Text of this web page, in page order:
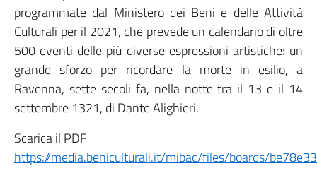
programmate dal Ministero dei Beni e delle Attività
Culturali per il 2021, che prevede un calendario di oltre
500 eventi delle più diverse espressioni artistiche: un
grande sforzo per ricordare la morte in esilio, a
Ravenna, sette secoli fa, nella notte tra il 13 e il 14
settembre 1321, di Dante Alighieri.
Scarica il PDF
https://media.beniculturali.it/mibac/files/boards/